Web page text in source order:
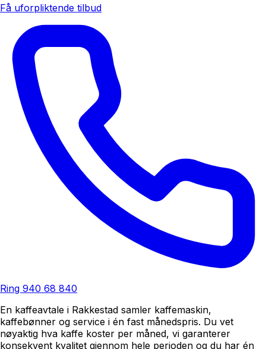
Få uforpliktende tilbud
Ring 940 68 840
En kaffeavtale i Rakkestad samler kaffemaskin,
kaffebønner og service i én fast månedspris. Du vet
nøyaktig hva kaffe koster per måned, vi garanterer
konsekvent kvalitet gjennom hele perioden og du har én